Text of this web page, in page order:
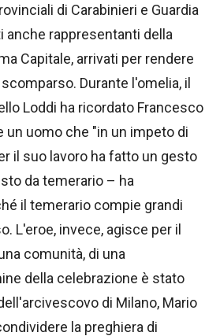
di Carabinieri e Guardia
anche rappresentanti della
Capitale, arrivati per rendere
Durante l'omelia, il
Loddi ha ricordato Francesco
un uomo che "in un impeto di
il suo lavoro ha fatto un gesto
da temerario – ha
il temerario compie grandi
L'eroe, invece, agisce per il
comunità, di una
della celebrazione è stato
di Milano, Mario
la preghiera di